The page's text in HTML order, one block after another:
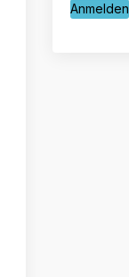
Anmelden